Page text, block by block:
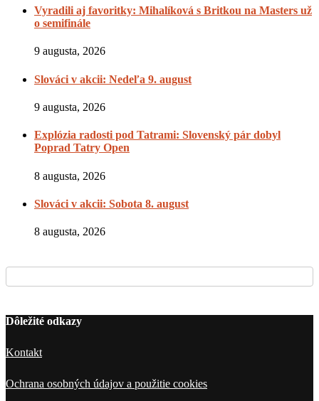
Vyradili aj favoritky: Mihalíková s Britkou na Masters už
o semifinále
9 augusta, 2026
Slováci v akcii: Nedeľa 9. august
9 augusta, 2026
Explózia radosti pod Tatrami: Slovenský pár dobyl
Poprad Tatry Open
8 augusta, 2026
Slováci v akcii: Sobota 8. august
8 augusta, 2026
Dôležité odkazy
Kontakt
Ochrana osobných údajov a použitie cookies